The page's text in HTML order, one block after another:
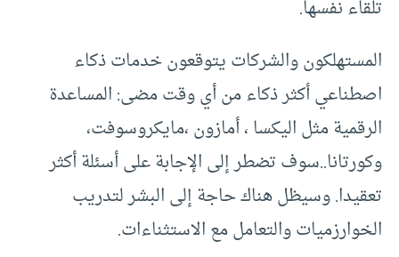
تلقاء نفسها.
المستهلكون والشركات يتوقعون خدمات ذكاء
اصطناعي أكثر ذكاء من أي وقت مضى: المساعدة
الرقمية مثل اليكسا ، أمازون ،مايكروسوفت،
وكورتانا..سوف تضطر إلى الإجابة على أسئلة أكثر
تعقيدا. وسيظل هناك حاجة إلى البشر لتدريب
الخوارزميات والتعامل مع الاستثناءات.